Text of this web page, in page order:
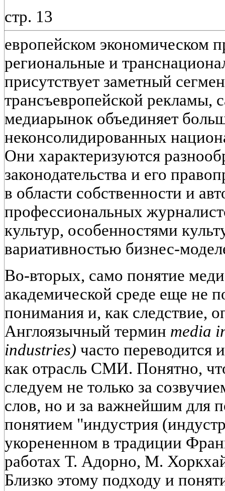
стр. 13
европейском экономическом
региональные и
присутствует заметный
трансъевропейской рекламы,
медиарынок объединяет
неконсолидированных
Они характеризуются
законодательства и его
в области собственности и
профессиональных
культур, особенностями
вариативностью бизнес-
Во-вторых, само понятие
академической среде еще не
понимания и, как следствие,
Англоязычный термин media
industries) часто
как отрасль СМИ. Понятно,
следуем не только за
слов, но и за важнейшим для
понятием "индустрия
укорененном в традиции
работах Т. Адорно, М.
Близко этому подходу и